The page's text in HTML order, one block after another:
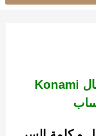
Konami الشحن يتم عبر إرسال